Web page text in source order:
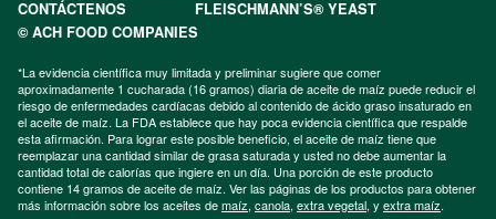
CONTÁCTENOS
FLEISCHMANN’S® YEAST
© ACH FOOD COMPANIES
*La evidencia científica muy limitada y preliminar sugiere que comer
aproximadamente 1 cucharada (16 gramos) diaria de aceite de maíz puede reducir el
riesgo de enfermedades cardíacas debido al contenido de ácido graso insaturado en
el aceite de maíz. La FDA establece que hay poca evidencia científica que respalde
esta afirmación. Para lograr este posible beneficio, el aceite de maíz tiene que
reemplazar una cantidad similar de grasa saturada y usted no debe aumentar la
cantidad total de calorías que ingiere en un día. Una porción de este producto
contiene 14 gramos de aceite de maíz. Ver las páginas de los productos para obtener
más información sobre los aceites demaíz, canola, extra vegetal, y extra maíz.